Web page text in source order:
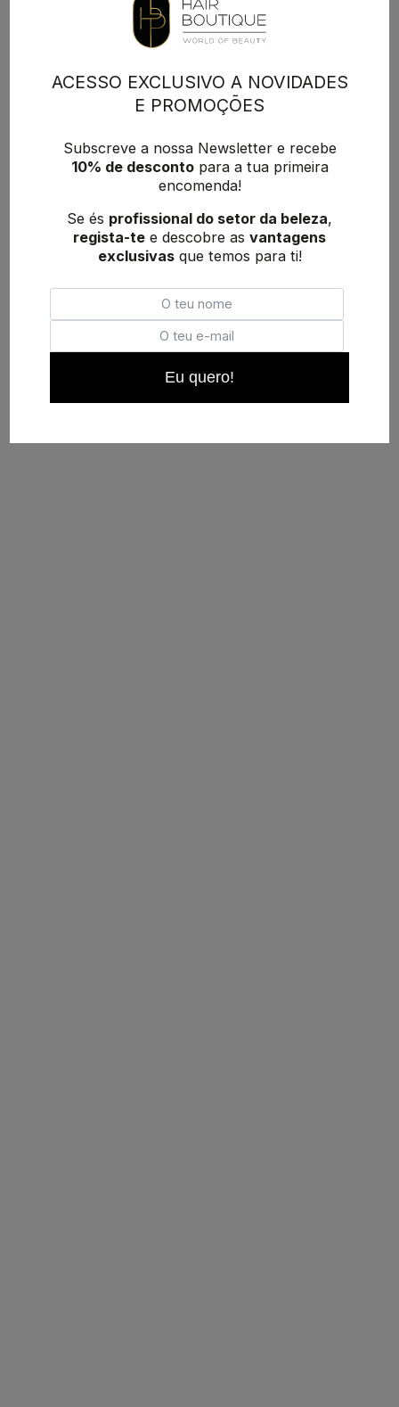
ACESSO EXCLUSIVO A NOVIDADES
E PROMOÇÕES
Subscreve a nossa Newsletter e recebe
10% de descontopara a tua primeira
encomenda!
Se és profissional do setor da beleza,
regista-te e descobre as vantagens
exclusivasque temos para ti!
Eu quero!